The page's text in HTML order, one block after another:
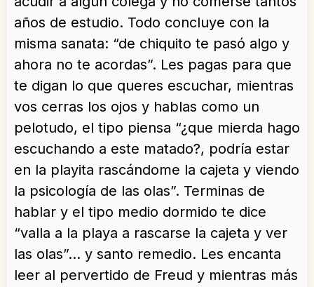
años de estudio. Todo concluye con la
misma sanata: “de chiquito te pasó algo y
ahora no te acordas”. Les pagas para que
te digan lo que queres escuchar, mientras
vos cerras los ojos y hablas como un
pelotudo, el tipo piensa “¿que mierda hago
escuchando a este matado?, podría estar
en la playita rascándome la cajeta y viendo
la psicología de las olas”. Terminas de
hablar y el tipo medio dormido te dice
“valla a la playa a rascarse la cajeta y ver
las olas”… y santo remedio. Les encanta
leer al pervertido de Freud y mientras más